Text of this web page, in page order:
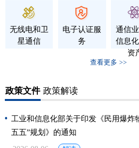
无线电和卫
星通信
电子认证服
务
通信
信息
资
查看更多 >>
政策文件 政策解读
工业和信息化部关于印发《民用爆炸
五五”规划》的通知